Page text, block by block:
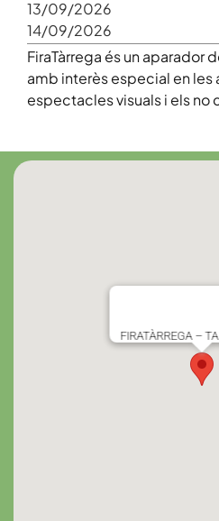
13/09/2026
14/09/2026
FiraTàrrega és un aparador
amb interès especial en les
espectacles visuals i els no
FIRATÀRREGA –